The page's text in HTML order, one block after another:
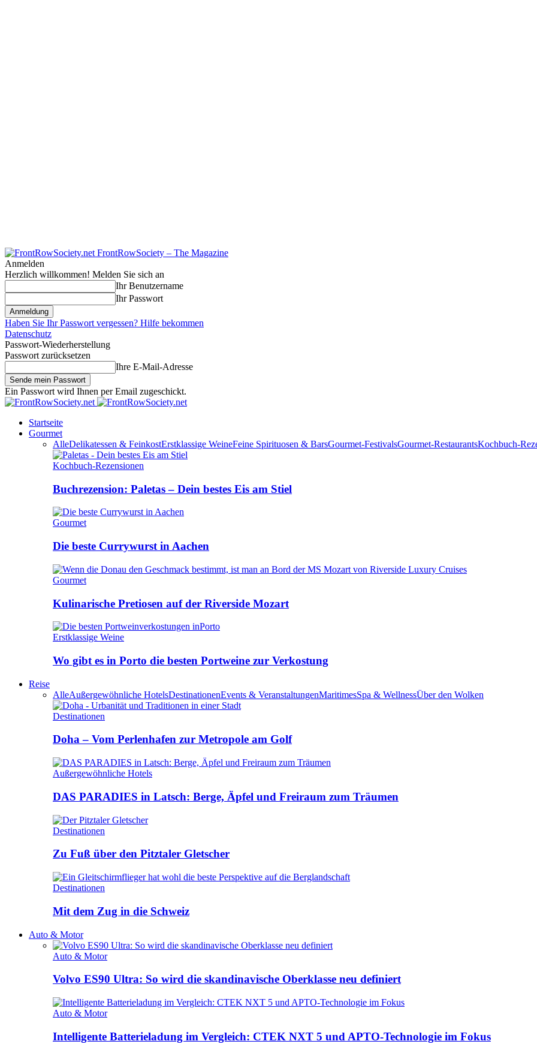
FrontRowSociety – The Magazine
Anmelden
Herzlich willkommen! Melden Sie sich an
Ihr Benutzername
Ihr Passwort
Haben Sie Ihr Passwort vergessen? Hilfe bekommen
Datenschutz
Passwort-Wiederherstellung
Passwort zurücksetzen
Ihre E-Mail-Adresse
Ein Passwort wird Ihnen per Email zugeschickt.
Startseite
Gourmet
AlleDelikatessen & FeinkostErstklassige WeineFeine Spirituosen & BarsGourmet-FestivalsGourmet-RestaurantsKochbuch-
Kochbuch-Rezensionen
Buchrezension: Paletas – Dein bestes Eis am Stiel
Gourmet
Die beste Currywurst in Aachen
Gourmet
Kulinarische Pretiosen auf der Riverside Mozart
Erstklassige Weine
Wo gibt es in Porto die besten Portweine zur Verkostung
Reise
AlleAußergewöhnliche HotelsDestinationenEvents & VeranstaltungenMaritimesSpa & WellnessÜber den Wolken
Destinationen
Doha – Vom Perlenhafen zur Metropole am Golf
Außergewöhnliche Hotels
DAS PARADIES in Latsch: Berge, Äpfel und Freiraum zum Träumen
Destinationen
Zu Fuß über den Pitztaler Gletscher
Destinationen
Mit dem Zug in die Schweiz
Auto & Motor
Auto & Motor
Volvo ES90 Ultra: So wird die skandinavische Oberklasse neu definiert
Auto & Motor
Intelligente Batterieladung im Vergleich: CTEK NXT 5 und APTO-Technologie im Fokus